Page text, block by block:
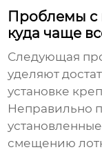
Проблемы с
куда чаще
Следующая
уделяют
установке
Неправильно
смещению